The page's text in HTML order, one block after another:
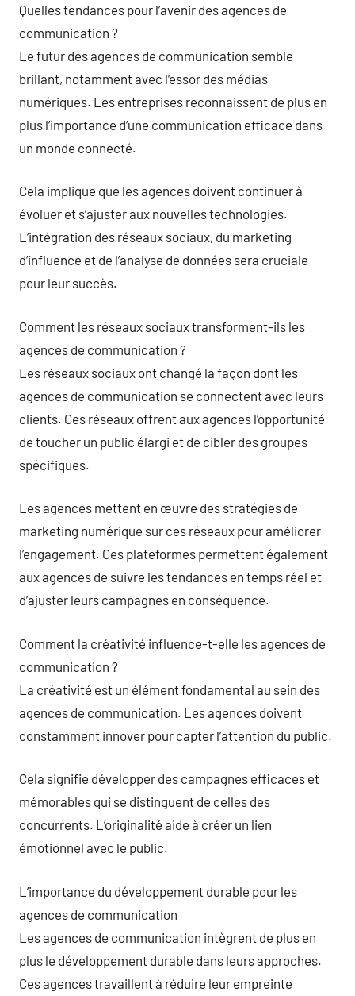
Quelles tendances pour l’avenir des agences de
communication ?
Le futur des agences de communication semble
brillant, notamment avec l’essor des médias
numériques. Les entreprises reconnaissent de plus en
plus l’importance d’une communication efficace dans
un monde connecté.
Cela implique que les agences doivent continuer à
évoluer et s’ajuster aux nouvelles technologies.
L’intégration des réseaux sociaux, du marketing
d’influence et de l’analyse de données sera cruciale
pour leur succès.
Comment les réseaux sociaux transforment-ils les
agences de communication ?
Les réseaux sociaux ont changé la façon dont les
agences de communication se connectent avec leurs
clients. Ces réseaux offrent aux agences l’opportunité
de toucher un public élargi et de cibler des groupes
spécifiques.
Les agences mettent en œuvre des stratégies de
marketing numérique sur ces réseaux pour améliorer
l’engagement. Ces plateformes permettent également
aux agences de suivre les tendances en temps réel et
d’ajuster leurs campagnes en conséquence.
Comment la créativité influence-t-elle les agences de
communication ?
La créativité est un élément fondamental au sein des
agences de communication. Les agences doivent
constamment innover pour capter l’attention du public.
Cela signifie développer des campagnes efficaces et
mémorables qui se distinguent de celles des
concurrents. L’originalité aide à créer un lien
émotionnel avec le public.
L’importance du développement durable pour les
agences de communication
Les agences de communication intègrent de plus en
plus le développement durable dans leurs approches.
Ces agences travaillent à réduire leur empreinte